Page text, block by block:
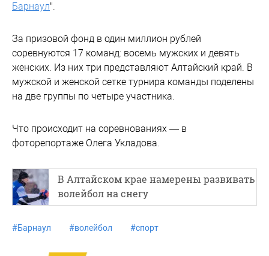
Барнаул".
За призовой фонд в один миллион рублей
соревнуются 17 команд: восемь мужских и девять
женских. Из них три представляют Алтайский край. В
мужской и женской сетке турнира команды поделены
на две группы по четыре участника.
Что происходит на соревнованиях — в
фоторепортаже Олега Укладова.
В Алтайском крае намерены развивать
волейбол на снегу
#Барнаул #волейбол #спорт